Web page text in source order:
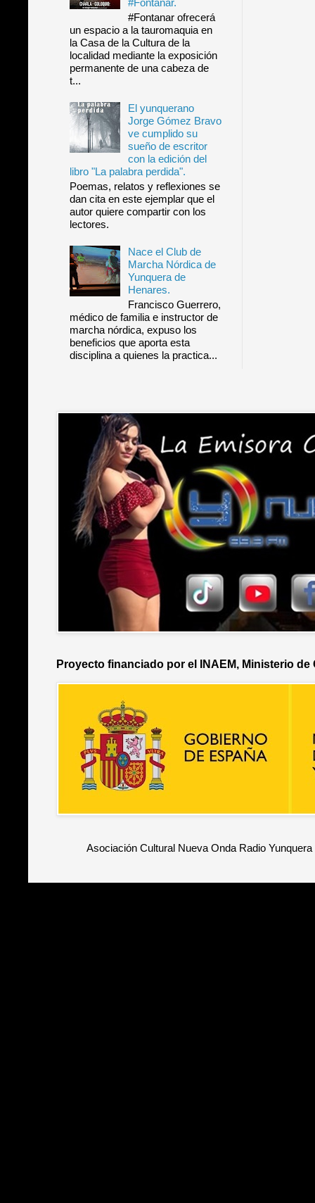
#Fontanar ofrecerá
un espacio a la tauromaquia en
la Casa de la Cultura de la
localidad mediante la exposición
permanente de una cabeza de
t...
El yunquerano
Jorge Gómez Bravo
ve cumplido su
sueño de escritor
con la edición del
libro "La palabra perdida".
Poemas, relatos y reflexiones se
dan cita en este ejemplar que el
autor quiere compartir con los
lectores.
Nace el Club de
Marcha Nórdica de
Yunquera de
Henares.
Francisco Guerrero,
médico de familia e instructor de
marcha nórdica, expuso los
beneficios que aporta esta
disciplina a quienes la practica...
Proyecto financiado por el INAEM, Ministerio de
Asociación Cultural Nueva Onda Radio